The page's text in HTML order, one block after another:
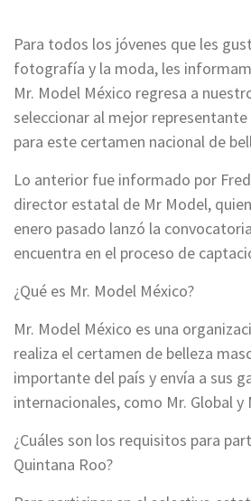
Para todos los jóvenes que les
fotografía y la moda, les
Mr. Model México regresa a
seleccionar al mejor
para este certamen nacional de
Lo anterior fue informado por
director estatal de Mr Model,
enero pasado lanzó la
encuentra en el proceso de
¿Qué es Mr. Model México?
Mr. Model México es una
realiza el certamen de belleza
importante del país y envía a sus
internacionales, como Mr. Global
¿Cuáles son los requisitos para
Quintana Roo?